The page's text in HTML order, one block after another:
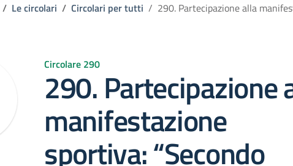
Le circolari Circolari per tutti 290. Partecipazione alla
Circolare 290
290. Partecipazione
manifestazione
sportiva: “Secondo